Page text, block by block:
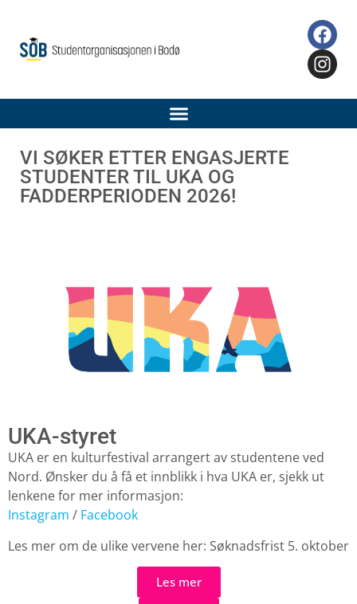
VI SØKER ETTER ENGASJERTE
STUDENTER TIL UKA OG
FADDERPERIODEN 2026!​
UKA-styret
UKA er en kulturfestival arrangert av studentene ved
Nord. Ønsker du å få et innblikk i hva UKA er, sjekk ut
lenkene for mer informasjon:
Instagram / Facebook
Les mer om de ulike vervene her: Søknadsfrist 5. oktober
Les mer